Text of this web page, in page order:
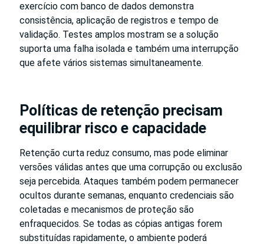
exercício com banco de dados demonstra
consistência, aplicação de registros e tempo de
validação. Testes amplos mostram se a solução
suporta uma falha isolada e também uma interrupção
que afete vários sistemas simultaneamente.
Políticas de retenção precisam
equilibrar risco e capacidade
Retenção curta reduz consumo, mas pode eliminar
versões válidas antes que uma corrupção ou exclusão
seja percebida. Ataques também podem permanecer
ocultos durante semanas, enquanto credenciais são
coletadas e mecanismos de proteção são
enfraquecidos. Se todas as cópias antigas forem
substituídas rapidamente, o ambiente poderá